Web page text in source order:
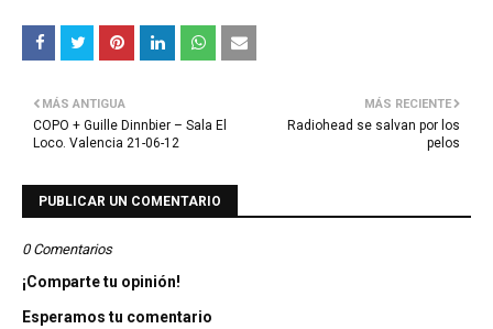
MÁS RECIENTE
Radiohead se salvan por los
pelos
MÁS ANTIGUA
COPO + Guille Dinnbier – Sala El
Loco. Valencia 21-06-12
PUBLICAR UN COMENTARIO
0 Comentarios
¡Comparte tu opinión!
Esperamos tu comentario